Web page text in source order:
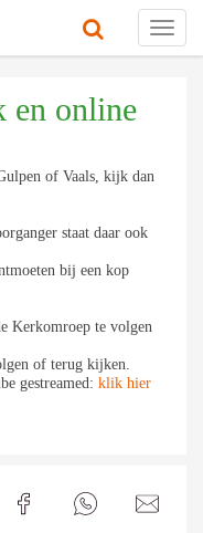
en online
of Vaals, kijk dan
staat daar ook
bij een kop
Kerkomroep te volgen
of terug kijken.
gestreamed: klik hier